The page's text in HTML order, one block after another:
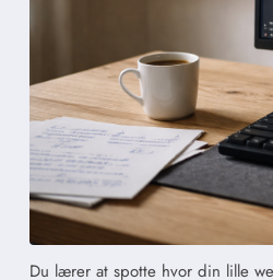
Du lærer at spotte hvor din lille